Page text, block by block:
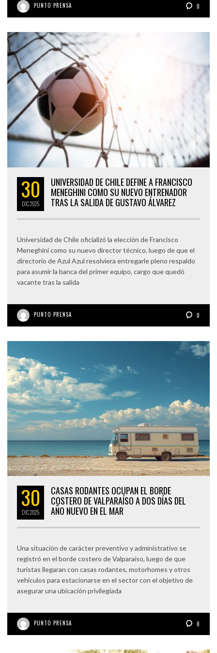
PUNTO PRENSA 0
30
DIC2025
UNIVERSIDAD DE CHILE DEFINE A FRANCISCO
MENEGHINI COMO SU NUEVO ENTRENADOR
TRAS LA SALIDA DE GUSTAVO ÁLVAREZ
Universidad de Chile oficializó la elección de Francisco
Meneghini como su nuevo director técnico, luego de que el
directorio de Azul Azul resolviera entregarle pleno respaldo
para asumir la banca del primer equipo, cargo que quedó
vacante tras la salida
PUNTO PRENSA 0
30
DIC2025
CASAS RODANTES OCUPAN EL BORDE
COSTERO DE VALPARAÍSO A DOS DÍAS DEL
AÑO NUEVO EN EL MAR
Una situación de carácter preventivo y administrativo se
registró en el borde costero de Valparaíso, luego de que
turistas llegaran con casas rodantes, motorhomes y otros
vehículos para estacionarse en el sector con el objetivo de
asegurar una ubicación privilegiada
PUNTO PRENSA 0